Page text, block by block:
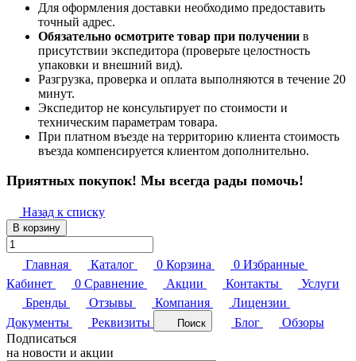
Для оформления доставки необходимо предоставить
точный адрес.
Обязательно осмотрите товар при получении в
присутствии экспедитора (проверьте целостность
упаковки и внешний вид).
Разгрузка, проверка и оплата выполняются в течение 20
минут.
Экспедитор не консультирует по стоимости и
техническим параметрам товара.
При платном въезде на территорию клиента стоимость
въезда компенсируется клиентом дополнительно.
Приятных покупок! Мы всегда рады помочь!
Назад к списку
В корзину
Главная Каталог 0 Корзина 0 Избранные
Кабинет
0 Сравнение Акции Контакты
Услуги
Бренды
Отзывы Компания
Лицензии
Документы
Реквизиты Поиск Блог
Обзоры
Подписаться
на новости и акции